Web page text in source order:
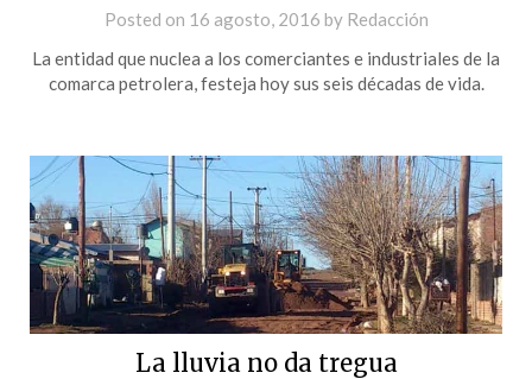
Posted on 16 agosto, 2016 by Redacción
La entidad que nuclea a los comerciantes e industriales de la
comarca petrolera, festeja hoy sus seis décadas de vida.
La lluvia no da tregua